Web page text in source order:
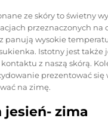
ze skóry to świetny
przeznaczonych na
wysokie
Istotny jest
z naszą skórą.
prezentować
na zimę.
jesień- zima